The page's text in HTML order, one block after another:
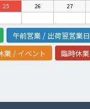
25 26 27
午前営業 / 出荷翌営業日
業 / イベント 臨時休業